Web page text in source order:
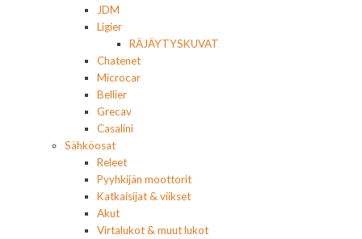
JDM
Ligier
RÄJÄYTYSKUVAT
Chatenet
Microcar
Bellier
Grecav
Casalini
Sähköosat
Releet
Pyyhkijän moottorit
Katkaisijat & viikset
Akut
Virtalukot & muut lukot